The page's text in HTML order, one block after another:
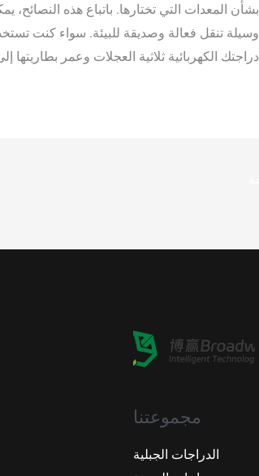
بشأن المعدات التي تختارها. باتباع هذه النصائح،
وسيلة تنقل فعالة وصديقة للبيئة. سواء كنت
دراجتك الكهربائية ثلاثية العجلات وعمر بطاريتها
مجموعتنا
الدراجات الجبلية